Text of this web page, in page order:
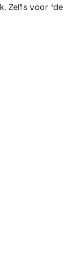
Zelfs voor ‘de